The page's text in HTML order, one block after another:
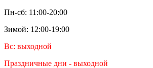
Пн-сб: 11:00-20:00
Зимой: 12:00-19:00
Вс: выходной
Праздничные дни - выходной